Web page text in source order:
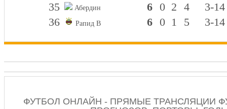
35
Абердин 6 0 2 4
3-14
36
Рапид В 6 0 1 5 3-14
ФУТБОЛ ОНЛАЙН - ПРЯМЫЕ ТРАНСЛЯЦИИ